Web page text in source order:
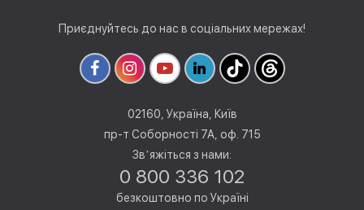
Приєднуйтесь до нас в соціальних мережах!
02160, Україна, Київ
пр-т Соборності 7А, оф. 715
Звʼяжіться з нами:
0 800 336 102
безкоштовно по Україні